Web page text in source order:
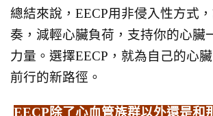
總結來說，EECP用非侵入性方式
奏，減輕心臟負荷，支持你的心臟
力量。選擇EECP，就為自己的心
前行的新路徑。
EECP除了心血管族群以外還是和